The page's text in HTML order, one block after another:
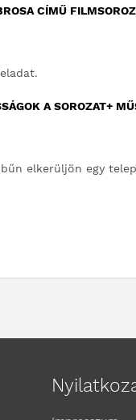
CÍMŰ
A SOROZAT+
elkerüljön egy